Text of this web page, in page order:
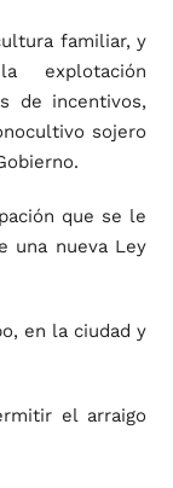
familiar, y
explotación
de incentivos,
sojero
que se le
una nueva Ley
en la ciudad y
el arraigo